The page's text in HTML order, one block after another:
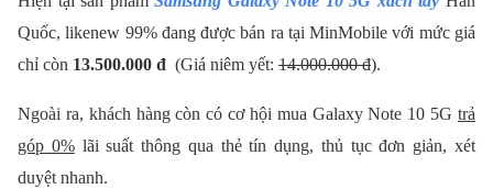
Quốc, likenew 99% đang được bán ra tại MinMobile với mức giá
chỉ còn 13.500.000 đ (Giá niêm yết: 14.000.000 đ).
Ngoài ra, khách hàng còn có cơ hội mua Galaxy Note 10 5G trả
góp 0%lãi suất thông qua thẻ tín dụng, thủ tục đơn giản, xét
duyệt nhanh.